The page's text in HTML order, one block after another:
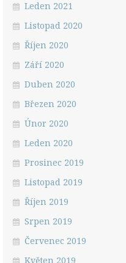
Leden 2021
Listopad 2020
Říjen 2020
Září 2020
Duben 2020
Březen 2020
Únor 2020
Leden 2020
Prosinec 2019
Listopad 2019
Říjen 2019
Srpen 2019
Červenec 2019
Květen 2019